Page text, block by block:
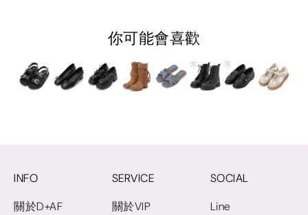
你可能會喜歡
INFO
關於D+AF
SERVICE
關於VIP
SOCIAL
Line